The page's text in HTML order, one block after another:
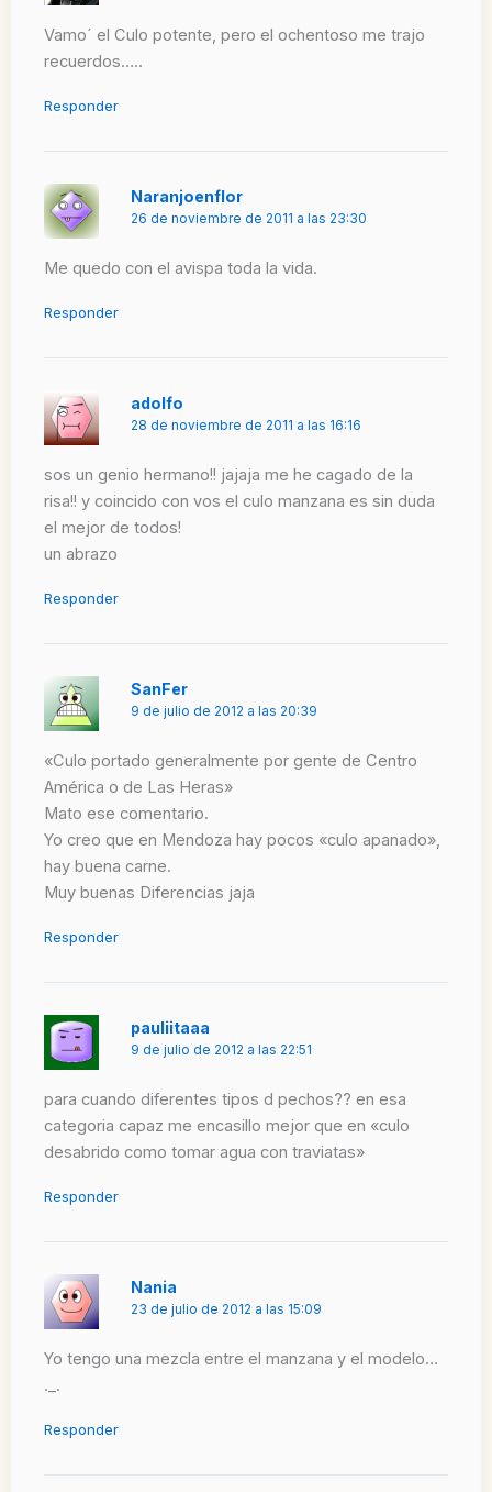
Vamo´ el Culo potente, pero el ochentoso me trajo
recuerdos…..
Responder
Naranjoenflor
26 de noviembre de 2011 a las 23:30
Me quedo con el avispa toda la vida.
Responder
adolfo
28 de noviembre de 2011 a las 16:16
sos un genio hermano!! jajaja me he cagado de la
risa!! y coincido con vos el culo manzana es sin duda
el mejor de todos!
un abrazo
Responder
SanFer
9 de julio de 2012 a las 20:39
«Culo portado generalmente por gente de Centro
América o de Las Heras»
Mato ese comentario.
Yo creo que en Mendoza hay pocos «culo apanado»,
hay buena carne.
Muy buenas Diferencias jaja
Responder
pauliitaaa
9 de julio de 2012 a las 22:51
para cuando diferentes tipos d pechos?? en esa
categoria capaz me encasillo mejor que en «culo
desabrido como tomar agua con traviatas»
Responder
Nania
23 de julio de 2012 a las 15:09
Yo tengo una mezcla entre el manzana y el modelo…
._.
Responder